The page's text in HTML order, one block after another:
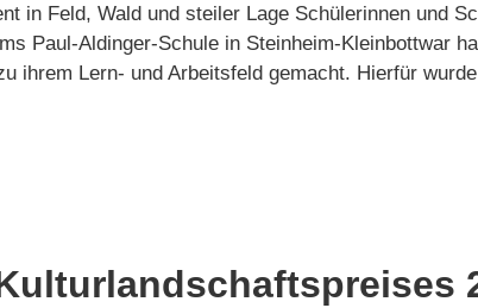
in Feld, Wald und steiler Lage Schülerinnen und
Paul-Aldinger-Schule in Steinheim-Kleinbottwar
ihrem Lern- und Arbeitsfeld gemacht. Hierfür